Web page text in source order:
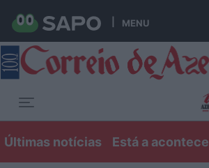
MENU
Últimas notícias Está a